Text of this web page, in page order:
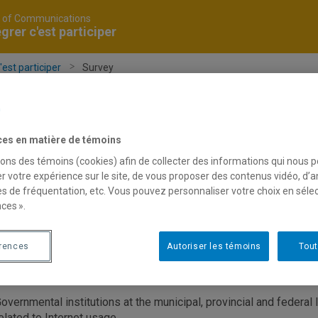
of Communications
c'est participer
participer Survey
you for taking the time to answer this questionnaire and
to be shared with:
institutions at the municipal, provincial and
en matière de témoins
des témoins (cookies) afin de collecter des informations qui nous
votre expérience sur le site, de vous proposer des contenus vidéo,
de fréquentation, etc. Vous pouvez personnaliser votre choix en
».
Autoriser les témoins